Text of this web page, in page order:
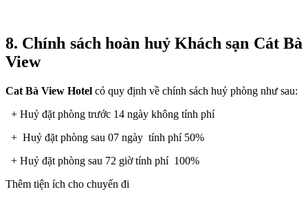
8. Chính sách hoàn huỷ Khách sạn Cát Bà
View
Cat Bà View Hotel có quy định về chính sách huỷ phòng như sau:
+ Huỷ đặt phòng trước 14 ngày không tính phí
+ Huỷ đặt phòng sau 07 ngày tính phí 50%
+ Huỷ đặt phòng sau 72 giờ tính phí 100%
Thêm tiện ích cho chuyến đi